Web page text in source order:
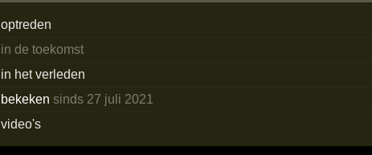
optreden
in de toekomst
in het verleden
bekekensinds 27 juli 2021
video's